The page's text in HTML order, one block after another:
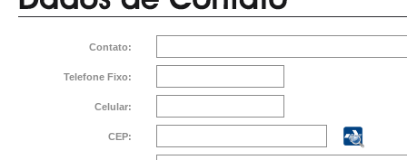
Contato:
Telefone Fixo:
Celular:
CEP: